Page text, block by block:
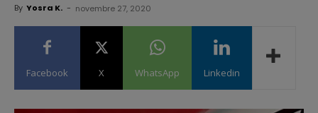
By Yosra K. - novembre 27, 2020
Facebook X WhatsApp Linkedin